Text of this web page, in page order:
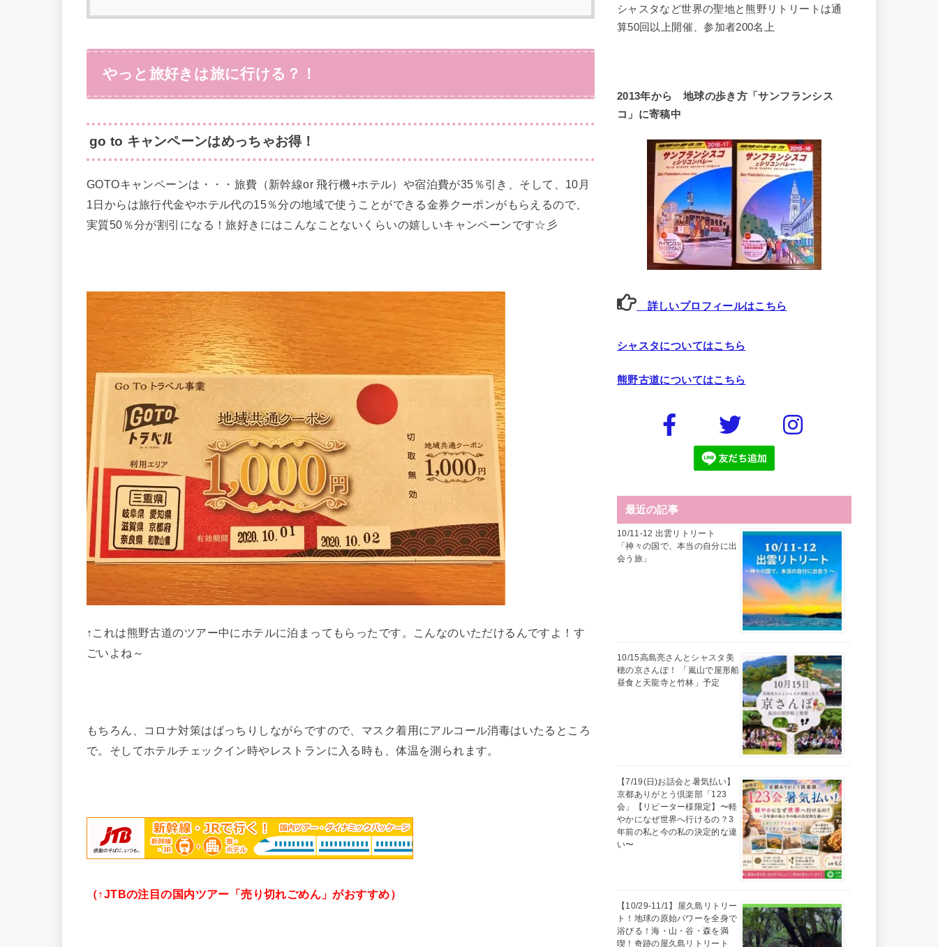
やっと旅好きは旅に行ける？！
go to キャンペーンはめっちゃお得！
GOTOキャンペーンは・・・旅費（新幹線or 飛行機+ホテル）や宿泊費が35％引き、そして、10月
1日からは旅行代金やホテル代の15％分の地域で使うことができる金券クーポンがもらえるので、
実質50％分が割引になる！旅好きにはこんなことないくらいの嬉しいキャンペーンです☆彡
↑これは熊野古道のツアー中にホテルに泊まってもらったです。こんなのいただけるんですよ！す
ごいよね～
もちろん、コロナ対策はばっちりしながらですので、マスク着用にアルコール消毒はいたるところ
で。そしてホテルチェックイン時やレストランに入る時も、体温を測られます。
（↑JTBの注目の国内ツアー「売り切れごめん」がおすすめ）
シャスタなど世界の聖地と熊野リトリートは通
算50回以上開催、参加者200名上
2013年から 地球の歩き方「サンフランシス
コ」に寄稿中
詳しいプロフィールはこちら
シャスタについてはこちら
熊野古道についてはこちら
最近の記事
10/11-12 出雲リトリート
「神々の国で、本当の自分に出
会う旅」
10/15高島亮さんとシャスタ美
穂の京さんぽ！ 「嵐山で屋形船
昼食と天龍寺と竹林」予定
【7/19(日)お話会と暑気払い】
京都ありがとう倶楽部「123
会」【リピーター様限定】〜軽
やかになぜ世界へ行けるの？3
年前の私と今の私の決定的な違
い〜
【10/29-11/1】屋久島リトリー
ト！地球の原始パワーを全身で
浴びる！海・山・谷・森を満
喫！奇跡の屋久島リトリート